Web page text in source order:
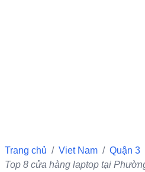
Trang chủ / Viet Nam / Quận 3
Top 8 cửa hàng laptop tại